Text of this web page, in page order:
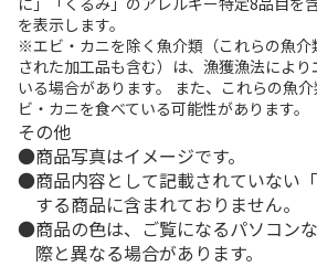
を表示します。
※エビ・カニを除く魚介類（これらの魚
された加工品も含む）は、漁獲漁法によ
いる場合があります。 また、これらの魚
ビ・カニを食べている可能性があります。
その他
商品写真はイメージです。
商品内容として記載されていない
する商品に含まれておりません。
商品の色は、ご覧になるパソコン
際と異なる場合があります。